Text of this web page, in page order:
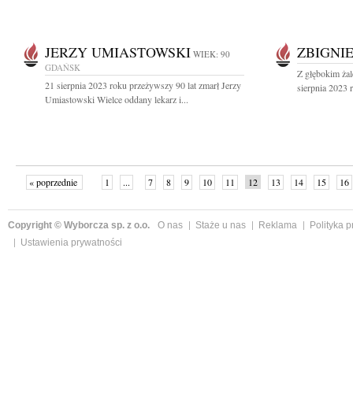
JERZY UMIASTOWSKI WIEK: 90
GDAŃSK
21 sierpnia 2023 roku przeżywszy 90 lat zmarł Jerzy
Umiastowski Wielce oddany lekarz i...
Z głębokim
sierpnia 2023
« poprzednie 1 ... 7 8 9 10 11 12 13 14 15 16
Copyright © Wyborcza sp. z o.o. O nas Staże u nas Reklama
Polityka
Ustawienia prywatności